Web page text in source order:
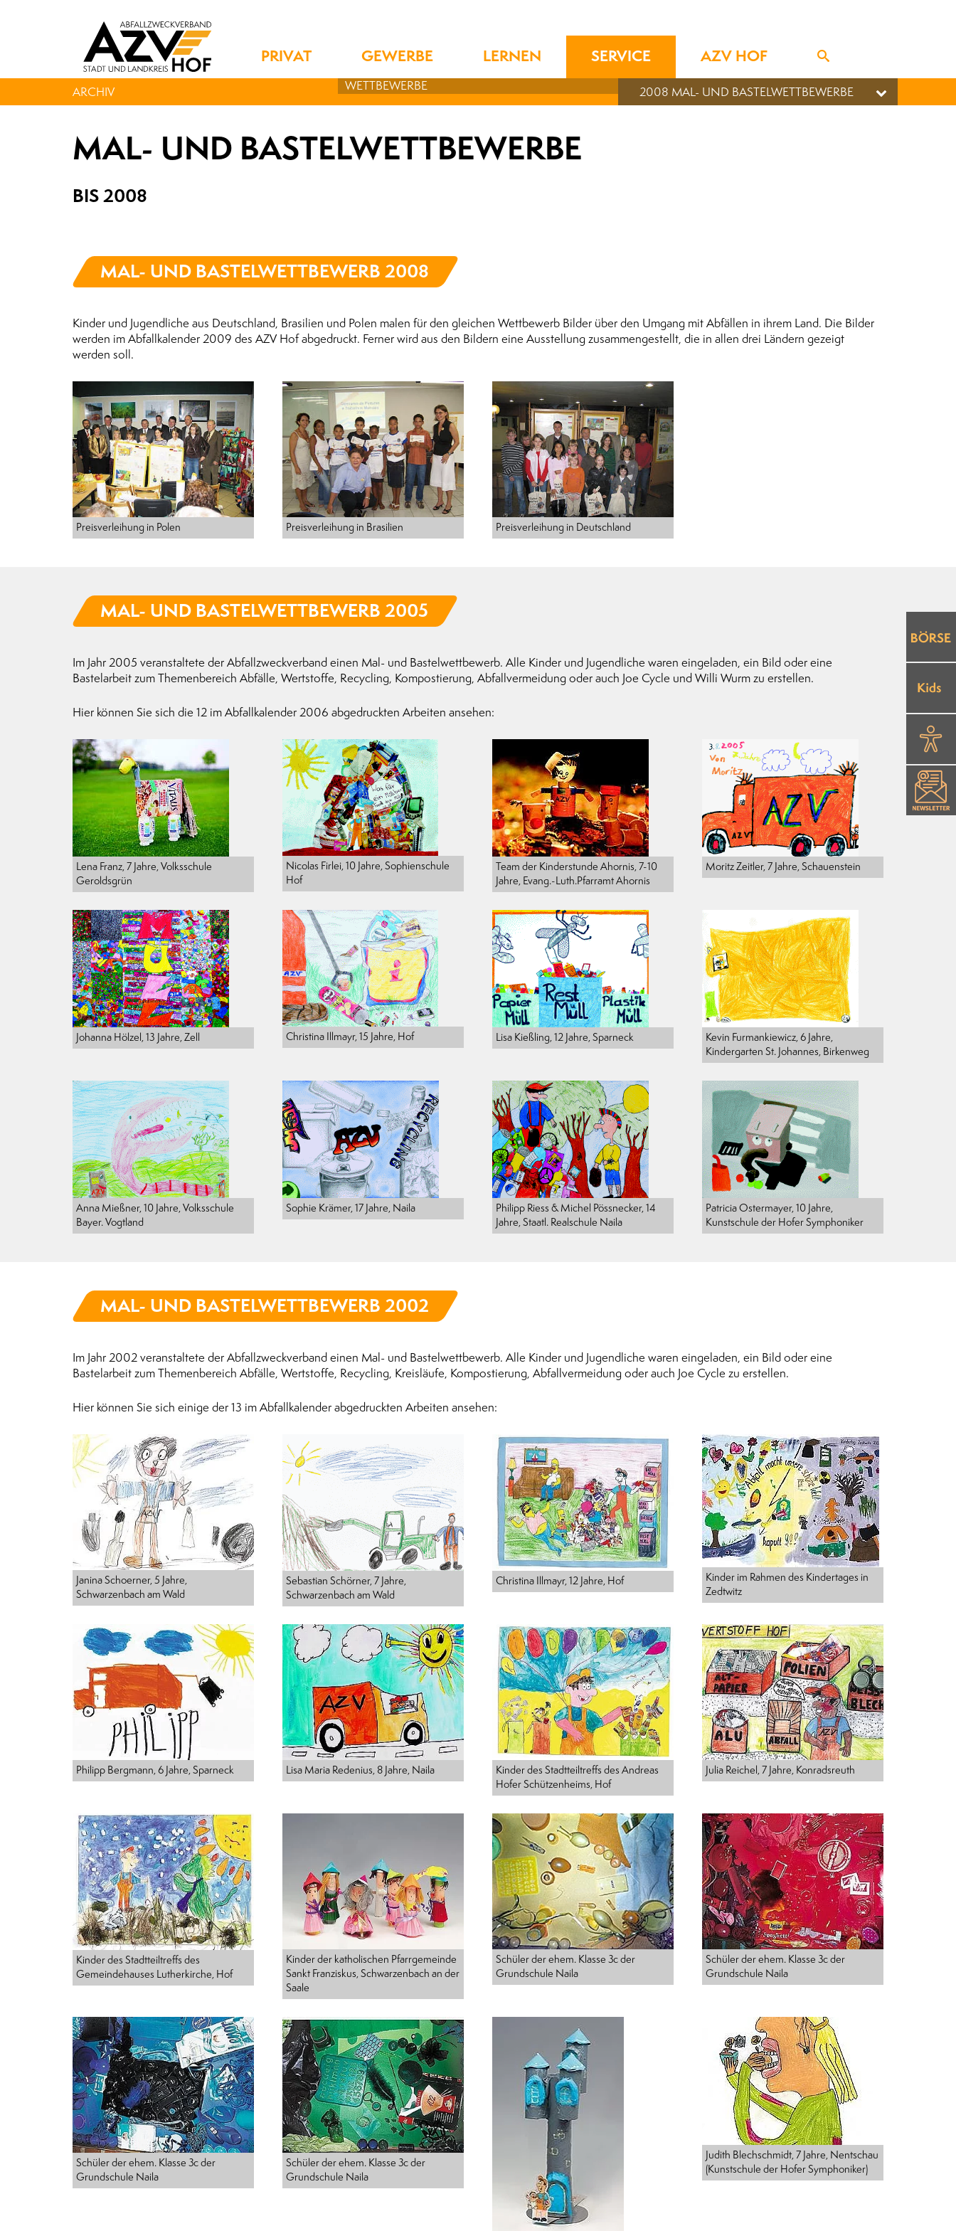
PRIVAT GEWERBE LERNEN SERVICE AZV HOF
ARCHIV WETTBEWERBE 2008 MAL- UND BASTELWETTBEWERBE
MAL- UND BASTELWETTBEWERBE
BIS 2008
MAL- UND BASTELWETTBEWERB 2008
Kinder und Jugendliche aus Deutschland, Brasilien und Polen malen für den gleichen Wettbewerb Bilder über den Umgang mit Abfällen in ihrem Land. Die Bilder
werden im Abfallkalender 2009 des AZV Hof abgedruckt. Ferner wird aus den Bildern eine Ausstellung zusammengestellt, die in allen drei Ländern gezeigt
werden soll.
Preisverleihung in Polen Preisverleihung in Brasilien Preisverleihung in Deutschland
MAL- UND BASTELWETTBEWERB 2005
Im Jahr 2005 veranstaltete der Abfallzweckverband einen Mal- und Bastelwettbewerb. Alle Kinder und Jugendliche waren eingeladen, ein Bild oder eine
Bastelarbeit zum Themenbereich Abfälle, Wertstoffe, Recycling, Kompostierung, Abfallvermeidung oder auch Joe Cycle und Willi Wurm zu erstellen.
Hier können Sie sich die 12 im Abfallkalender 2006 abgedruckten Arbeiten ansehen:
Lena Franz, 7 Jahre, Volksschule
Geroldsgrün
Nicolas Firlei, 10 Jahre, Sophienschule
Hof
Team der Kinderstunde Ahornis, 7-10
Jahre, Evang.-Luth.Pfarramt Ahornis
Moritz Zeitler, 7 Jahre, Schauenstein
Johanna Hölzel, 13 Jahre, Zell Christina Illmayr, 15 Jahre, Hof Lisa Kießling, 12 Jahre, Sparneck
Kevin Furmankiewicz, 6 Jahre,
Kindergarten St. Johannes, Birkenweg
Anna Mießner, 10 Jahre, Volksschule
Bayer. Vogtland
Sophie Krämer, 17 Jahre, Naila
Philipp Riess & Michel Pössnecker, 14
Jahre, Staatl. Realschule Naila
Patricia Ostermayer, 10 Jahre,
Kunstschule der Hofer Symphoniker
MAL- UND BASTELWETTBEWERB 2002
Im Jahr 2002 veranstaltete der Abfallzweckverband einen Mal- und Bastelwettbewerb. Alle Kinder und Jugendliche waren eingeladen, ein Bild oder eine
Bastelarbeit zum Themenbereich Abfälle, Wertstoffe, Recycling, Kreisläufe, Kompostierung, Abfallvermeidung oder auch Joe Cycle zu erstellen.
Hier können Sie sich einige der 13 im Abfallkalender abgedruckten Arbeiten ansehen:
Janina Schoerner, 5 Jahre,
Schwarzenbach am Wald
Sebastian Schörner, 7 Jahre,
Schwarzenbach am Wald
Christina Illmayr, 12 Jahre, Hof
Kinder im Rahmen des Kindertages in
Zedtwitz
Philipp Bergmann, 6 Jahre, Sparneck Lisa Maria Redenius, 8 Jahre, Naila
Kinder des Stadtteiltreffs des Andreas
Hofer Schützenheims, Hof
Julia Reichel, 7 Jahre, Konradsreuth
Kinder des Stadtteiltreffs des
Gemeindehauses Lutherkirche, Hof
Kinder der katholischen Pfarrgemeinde
Sankt Franziskus, Schwarzenbach an der
Saale
Schüler der ehem. Klasse 3c der
Grundschule Naila
Schüler der ehem. Klasse 3c der
Grundschule Naila
Schüler der ehem. Klasse 3c der
Grundschule Naila
Schüler der ehem. Klasse 3c der
Grundschule Naila
Judith Blechschmidt, 7 Jahre, Nentschau
(Kunstschule der Hofer Symphoniker)